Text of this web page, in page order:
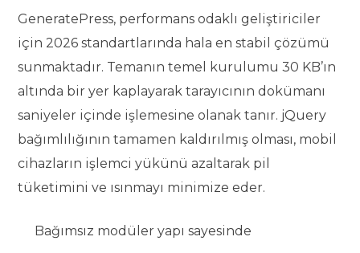
GeneratePress, performans odaklı geliştiriciler
için 2026 standartlarında hala en stabil çözümü
sunmaktadır. Temanın temel kurulumu 30 KB’ın
altında bir yer kaplayarak tarayıcının dokümanı
saniyeler içinde işlemesine olanak tanır. jQuery
bağımlılığının tamamen kaldırılmış olması, mobil
cihazların işlemci yükünü azaltarak pil
tüketimini ve ısınmayı minimize eder.
Bağımsız modüler yapı sayesinde